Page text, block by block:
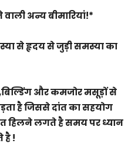
अन्य बीमारियां!*
से हृदय से जुड़ी समस्या का
और कमजोर मसूड़ों से
है जिससे दांत का सहयोग
हिलने लगते है समय पर ध्यान
है !